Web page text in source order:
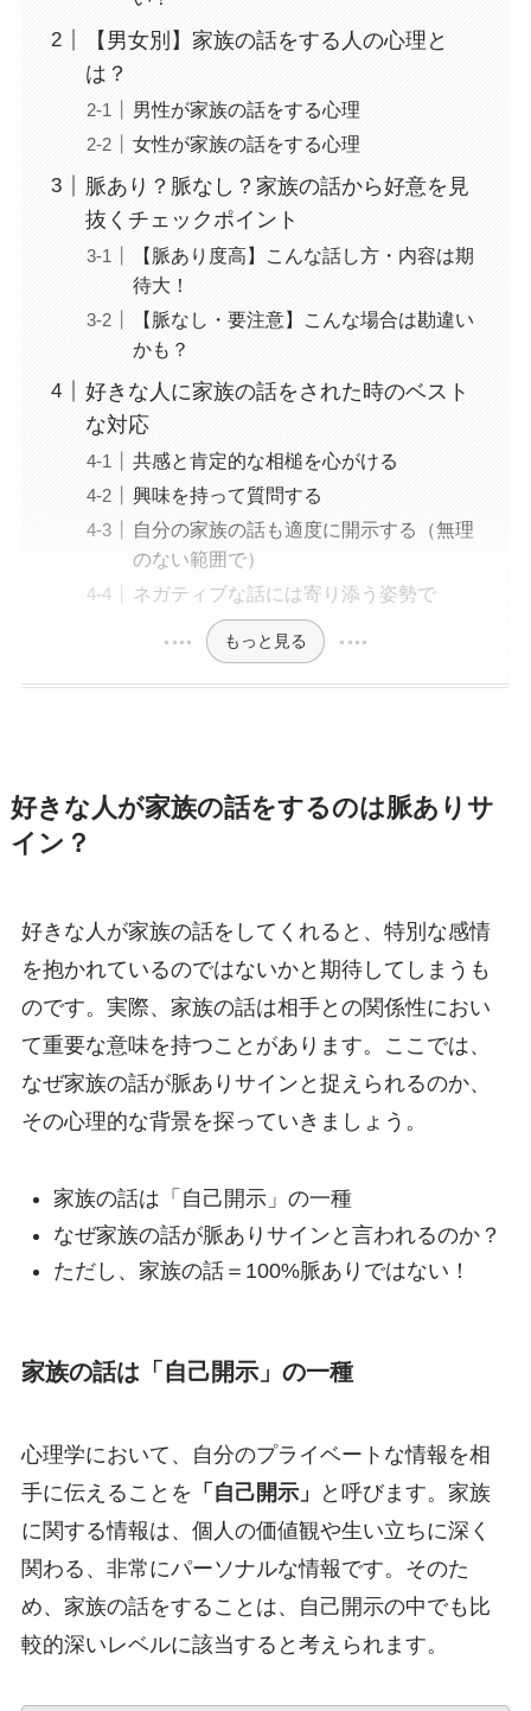
【男女別】家族の話をする人の心理と
は？
男性が家族の話をする心理
女性が家族の話をする心理
脈あり？脈なし？家族の話から好意を見
抜くチェックポイント
【脈あり度高】こんな話し方・内容は期
待大！
【脈なし・要注意】こんな場合は勘違い
かも？
好きな人に家族の話をされた時のベスト
な対応
共感と肯定的な相槌を心がける
興味を持って質問する
自分の家族の話も適度に開示する（無理
のない範囲で）
ネガティブな話には寄り添う姿勢で
もっと見る
好きな人が家族の話をするのは脈ありサ
イン？
好きな人が家族の話をしてくれると、特別な感情
を抱かれているのではないかと期待してしまうも
のです。実際、家族の話は相手との関係性におい
て重要な意味を持つことがあります。ここでは、
なぜ家族の話が脈ありサインと捉えられるのか、
その心理的な背景を探っていきましょう。
家族の話は「自己開示」の一種
なぜ家族の話が脈ありサインと言われるのか？
ただし、家族の話＝100%脈ありではない！
家族の話は「自己開示」の一種
心理学において、自分のプライベートな情報を相
手に伝えることを 「自己開示」
と呼びます。家族
に関する情報は、個人の価値観や生い立ちに深く
関わる、非常にパーソナルな情報です。そのた
め、家族の話をすることは、自己開示の中でも比
較的深いレベルに該当すると考えられます。